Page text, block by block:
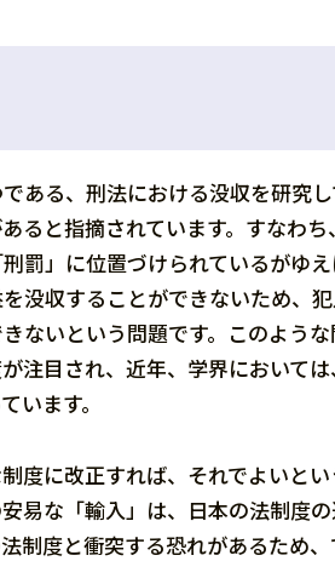
ある、刑法における没収を研究
ると指摘されています。すなわ
罰」に位置づけられているがゆ
没収することができないため、
ないという問題です。このよう
注目され、近年、学界において
います。
度に改正すれば、それでよいとい
易な「輸入」は、日本の法制度
制度と衝突する恐れがあるため、